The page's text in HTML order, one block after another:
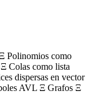
Polinomios como
Colas como lista
dispersas en vector
AVL Ξ Grafos Ξ